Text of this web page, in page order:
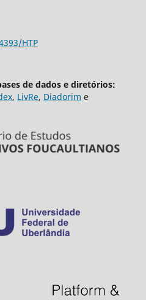
HTP
de dados e diretórios:
, LivRe, Diadorim e